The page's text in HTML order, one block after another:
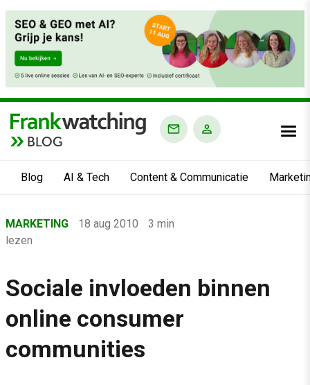
BLOG
Blog AI & Tech Content & Communicatie
›
Marketing
›
Sociale invloeden binnen online consumer communities
MARKETING 18 aug 2010
3 min
lezen
Sociale invloeden binnen
online consumer
communities